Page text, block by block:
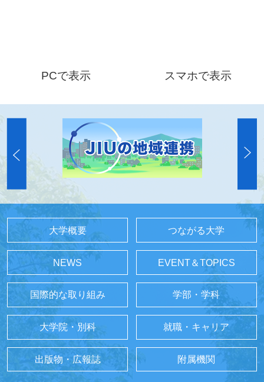
PCで表示 スマホで表示
大学概要 つながる大学
NEWS EVENT＆TOPICS
国際的な取り組み 学部・学科
大学院・別科 就職・キャリア
出版物・広報誌 附属機関